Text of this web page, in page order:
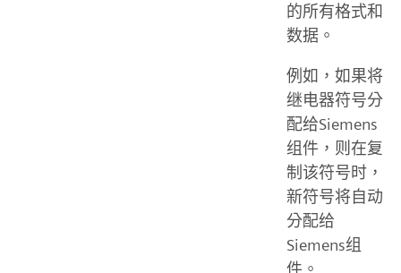
的所有格式和
数据。
例如，如果将
继电器符号分
配给Siemens
组件，则在复
制该符号时，
新符号将自动
分配给
Siemens组
件。